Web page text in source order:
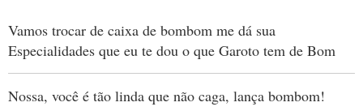
Vamos trocar de caixa de bombom me dá sua
Especialidades que eu te dou o que Garoto tem de Bom
Nossa, você é tão linda que não caga, lança bombom!